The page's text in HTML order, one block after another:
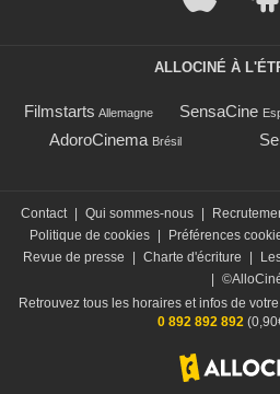
ALLOCINÉ À
Filmstarts Allemagne SensaCine
AdoroCinema Brésil
Contact | Qui sommes-nous |
Politique de cookies | Préférences
Revue de presse
| Charte d'écriture |
|
Retrouvez tous les horaires et infos de
0 892 892 892